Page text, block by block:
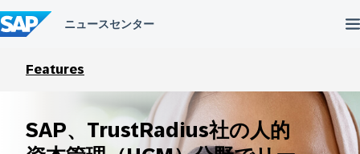
ン
テ
Features
SAP、TrustRadius社の人的